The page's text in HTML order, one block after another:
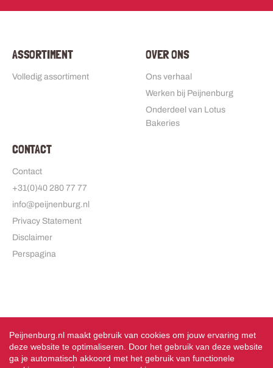
ASSORTIMENT
Volledig assortiment
OVER ONS
Ons verhaal
Werken bij Peijnenburg
Onderdeel van Lotus
Bakeries
CONTACT
Contact
+31(0)40 280 77 77
info@peijnenburg.nl
Privacy Statement
Disclaimer
Perspagina
Peijnenburg.nl maakt gebruik van cookies om jouw ervaring met
deze website te optimaliseren. Door het gebruik van deze website
ga je automatisch akkoord met het gebruik van functionele